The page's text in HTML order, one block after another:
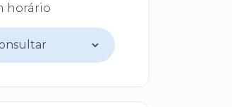
horário